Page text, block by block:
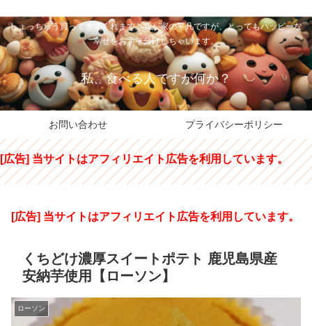
しょっちゅう買ってきてくれます。我が家の平凡ですが、とってもハッピーな
幸せをおすそ分けしちゃいます。
私、食べる人ですが何か？
お問い合わせ プライバシーポリシー
[広告] 当サイトはアフィリエイト広告を利用しています。
[広告] 当サイトはアフィリエイト広告を利用しています。
くちどけ濃厚スイートポテト 鹿児島県産
安納芋使用【ローソン】
ローソン